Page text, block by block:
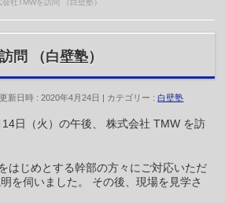
会社TMWを訪問 （白壁塾）
問 （白壁塾）
新日時 : 2020年4月24日 カテゴリー :白壁塾
日（火）の午後、 株式会社 TMW を訪
はじめとする幹部の方々にご対応いただ
を伺いました。 その後、現場を見学さ